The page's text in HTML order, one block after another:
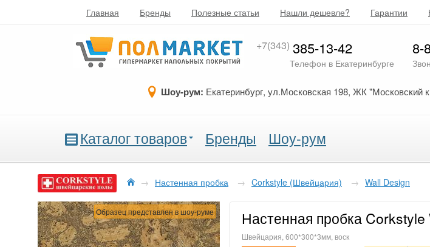
Главная Бренды Полезные статьи Нашли дешевле? Гарантии
+7(343) 385-13-42
Телефон в Екатеринбурге
8-
Шоу-рум: Екатеринбург, ул.Московская 198, ЖК "Московский
Каталог товаров Бренды Шоу-рум
→ Настенная пробка → Corkstyle (Швейцария) → Wall Design
Образец представлен в шоу-руме Настенная пробка
Швейцария, 600*300*3мм, воск